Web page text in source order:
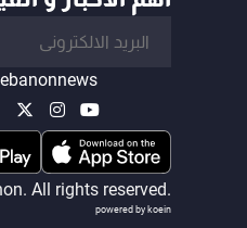
All rights reserved.
powered by koein